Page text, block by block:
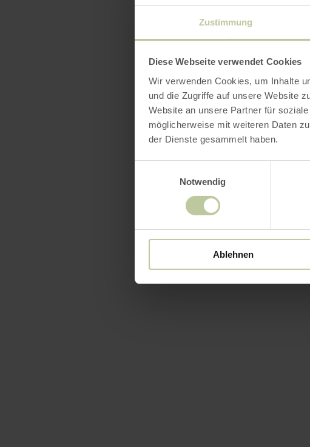
Zustimmung
Diese Webseite verwendet Cookies
Wir verwenden Cookies, um Inhalte
und die Zugriffe auf unsere Website
Website an unsere Partner für
möglicherweise mit weiteren Daten
der Dienste gesammelt haben.
Notwendig
Ablehnen